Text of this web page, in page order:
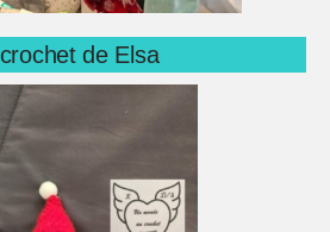
de Elsa